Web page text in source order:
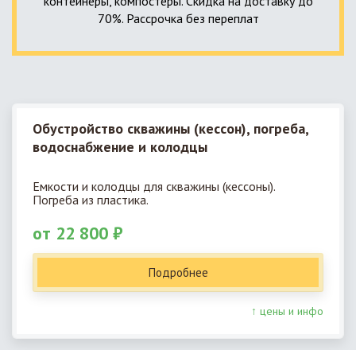
70%. Рассрочка без переплат
Обустройство скважины (кессон), погреба,
водоснабжение и колодцы
Емкости и колодцы для скважины (кессоны).
Погреба из пластика.
от 22 800 ₽
Подробнее
↑ цены и инфо